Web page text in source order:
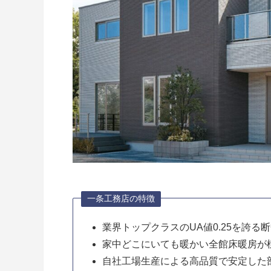
一条工務店の特徴
業界トップクラスのUA値0.25を誇る
家中どこにいても暖かい全館床暖房が
自社工場生産による高品質で安定した